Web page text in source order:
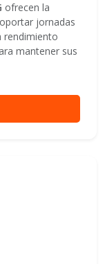
ofrecen la
jornadas
rendimiento
mantener sus